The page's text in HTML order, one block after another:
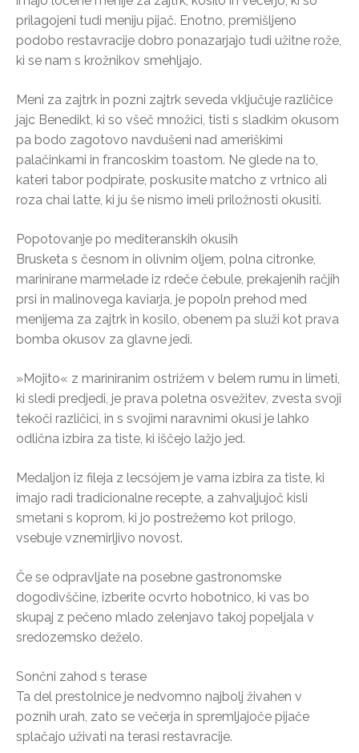
prilagojeni tudi meniju pijač. Enotno, premišljeno
podobo restavracije dobro ponazarjajo tudi užitne rože,
ki se nam s krožnikov smehljajo.
Meni za zajtrk in pozni zajtrk seveda vključuje različice
jajc Benedikt, ki so všeč množici, tisti s sladkim okusom
pa bodo zagotovo navdušeni nad ameriškimi
palačinkami in francoskim toastom. Ne glede na to,
kateri tabor podpirate, poskusite matcho z vrtnico ali
roza chai latte, ki ju še nismo imeli priložnosti okusiti.
Popotovanje po mediteranskih okusih
Brusketa s česnom in olivnim oljem, polna citronke,
marinirane marmelade iz rdeče čebule, prekajenih račjih
prsi in malinovega kaviarja, je popoln prehod med
menijema za zajtrk in kosilo, obenem pa služi kot prava
bomba okusov za glavne jedi.
»Mojito« z mariniranim ostrižem v belem rumu in limeti,
ki sledi predjedi, je prava poletna osvežitev, zvesta svoji
tekoči različici, in s svojimi naravnimi okusi je lahko
odlična izbira za tiste, ki iščejo lažjo jed.
Medaljon iz fileja z lecsójem je varna izbira za tiste, ki
imajo radi tradicionalne recepte, a zahvaljujoč kisli
smetani s koprom, ki jo postrežemo kot prilogo,
vsebuje vznemirljivo novost.
Če se odpravljate na posebne gastronomske
dogodivščine, izberite ocvrto hobotnico, ki vas bo
skupaj z pečeno mlado zelenjavo takoj popeljala v
sredozemsko deželo.
Sončni zahod s terase
Ta del prestolnice je nedvomno najbolj živahen v
poznih urah, zato se večerja in spremljajoče pijače
splačajo uživati na terasi restavracije.